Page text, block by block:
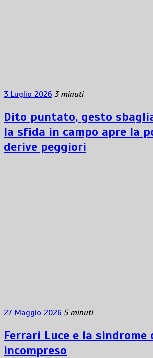
3 Luglio 2026 3 minuti
Dito puntato, gesto
la sfida in campo apre la
derive peggiori
27 Maggio 2026 5 minuti
Ferrari Luce e la sindrome
incompreso